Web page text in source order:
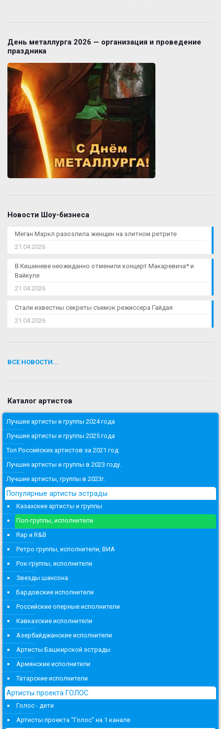
День металлурга 2026 — организация и проведение
праздника
Новости Шоу-бизнеса
Меган Маркл разозлила женщин на элитном ретрите
21.04.2026
В Кишиневе неожиданно отменили концерт Макаревича* и
Вайкуле
21.04.2026
Стали известны секреты съемок режиссера Гайдая
21.04.2026
ВСЕ НОВОСТИ...
Каталог артистов
Лучшие артисты и группы 2024 года
Лучшие артисты и группы 2025 года
Топ Российских артистов за 2021 год
Лучшие артисты и группы в 2023 году.
Лучшие артисты, группы в 2023г.
Популярные артисты эстрады
Казахские артисты и группы
Поп-группы, исполнители
Rap и R&B
Ретро группы, исполнители, ВИА
Рок-группы, исполнители
Звезды шансона
Бардовские исполнители
Российские оперные исполнители
Кавказские исполнители
Азербайджанские исполнители
Артисты Башкирской эстрады
Армянские исполнители
Татарские исполнители
Артисты проекта ГОЛОС
Голос - дети
Артисты проекта "Голос" на 1 канале